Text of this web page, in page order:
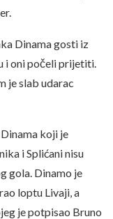
Dinama gosti iz
i oni počeli prijetiti.
je slab udarac
koji je
i Splićani nisu
gola. Dinamo je
loptu Livaji, a
je potpisao Bruno